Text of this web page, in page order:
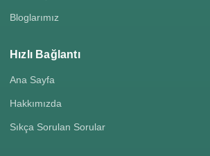
Bloglarımız
Hızlı Bağlantı
Ana Sayfa
Hakkımızda
Sıkça Sorulan Sorular